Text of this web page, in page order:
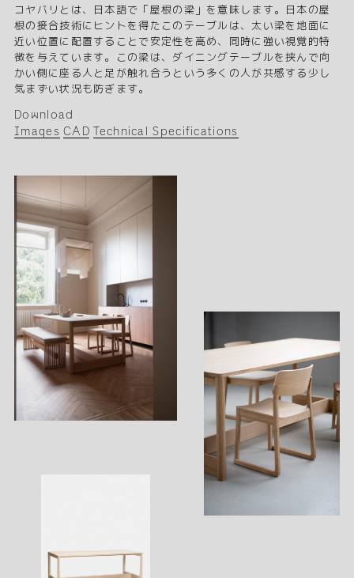
コヤバリとは、日本語で「屋根の梁」を意味します。日本の屋
根の接合技術にヒントを得たこのテーブルは、太い梁を地面に
近い位置に配置することで安定性を高め、同時に強い視覚的特
徴を与えています。この梁は、ダイニングテーブルを挟んで向
かい側に座る人と足が触れ合うという多くの人が共感する少し
気まずい状況も防ぎます。
Download
Images CAD Technical Specifications